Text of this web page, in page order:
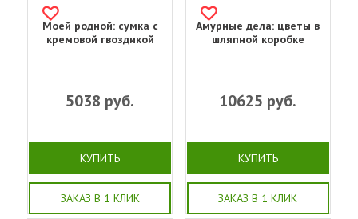
Моей родной: сумка с
кремовой гвоздикой
5038 руб.
КУПИТЬ
ЗАКАЗ В 1 КЛИК
Амурные дела: цветы в
шляпной коробке
10625 руб.
КУПИТЬ
ЗАКАЗ В 1 КЛИК